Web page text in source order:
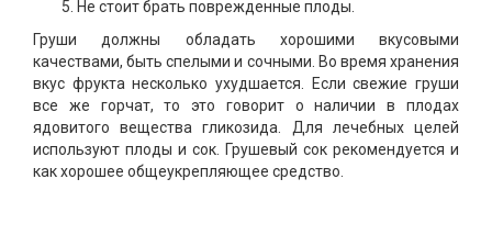
Не стоит брать поврежденные плоды.
Груши должны обладать хорошими вкусовыми
качествами, быть спелыми и сочными. Во время хранения
вкус фрукта несколько ухудшается. Если свежие груши
все же горчат, то это говорит о наличии в плодах
ядовитого вещества гликозида. Для лечебных целей
используют плоды и сок. Грушевый сок рекомендуется и
как хорошее общеукрепляющее средство.